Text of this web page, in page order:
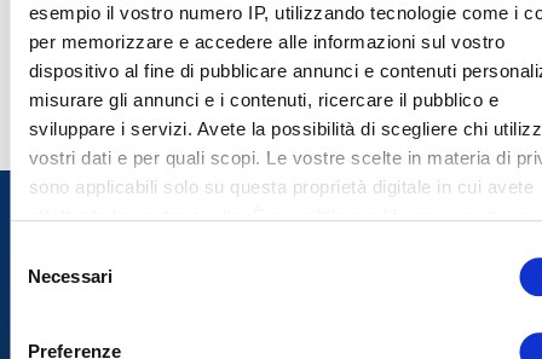
esempio il vostro numero IP, utilizzando tecnologie come i
per memorizzare e accedere alle informazioni sul vostro
dispositivo al fine di pubblicare annunci e contenuti
misurare gli annunci e i contenuti, ricercare il pubblico e
sviluppare i servizi. Avete la possibilità di scegliere chi
vostri dati e per quali scopi. Le vostre scelte in materia di
sono applicabili solo su questa proprietà digitale in cui avete
effettuato le vostre scelte. È possibile modificare o revocare
cookie o facendo clic sull'icona di attivazione della privacy.
Necessari
Preferenze